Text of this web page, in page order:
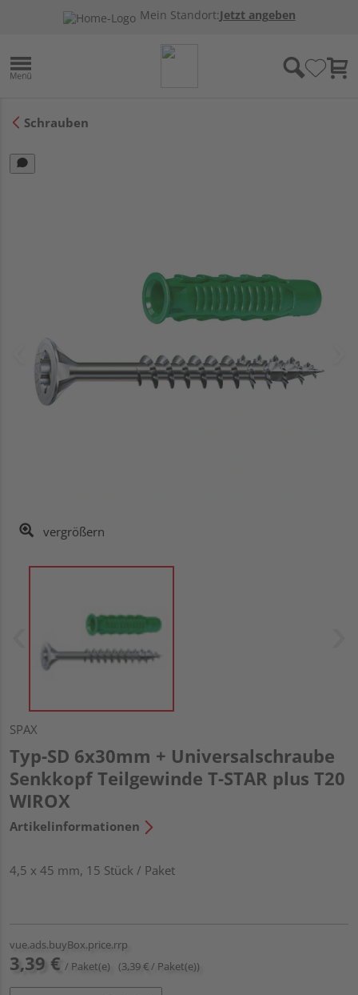
Mein Standort:Jetzt angeben
Schrauben
vergrößern
SPAX
Typ-SD 6x30mm + Universalschraube
Senkkopf Teilgewinde T-STAR plus T20
WIROX
Artikelinformationen
4,5 x 45 mm, 15 Stück / Paket
vue.ads.buyBox.price.rrp
3,39 € / Paket(e) (3,39 € / Paket(e))